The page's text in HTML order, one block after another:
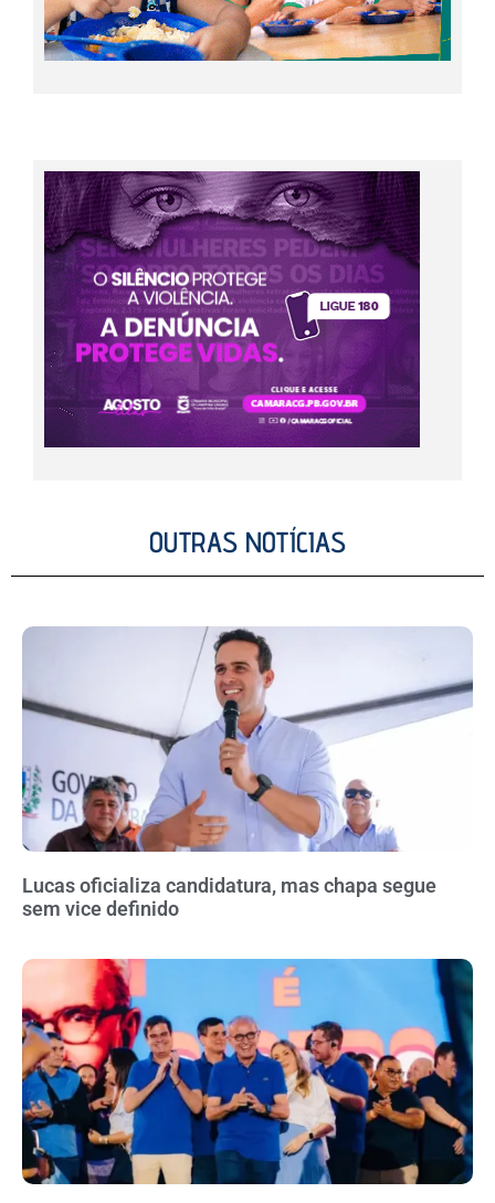
OUTRAS NOTÍCIAS
Lucas oficializa candidatura, mas chapa segue
sem vice definido